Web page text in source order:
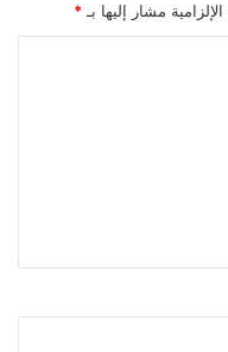
مشار إليها بـ *